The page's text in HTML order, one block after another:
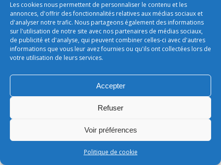
Les cookies nous permettent de personnaliser le contenu et les
annonces, d'offrir des fonctionnalités relatives aux médias sociaux et
d'analyser notre trafic. Nous partageons également des informations
sur l'utilisation de notre site avec nos partenaires de médias sociaux,
de publicité et d'analyse, qui peuvent combiner celles-ci avec d'autres
informations que vous leur avez fournies ou qu'ils ont collectées lors de
votre utilisation de leurs services.
Accepter
Refuser
Voir préférences
Politique de cookie
footer
LEONARD - SARL au capital de 50 000€